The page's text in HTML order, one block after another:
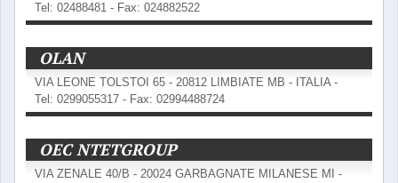
Tel: 02488481 - Fax: 024882522
OLAN
VIA LEONE TOLSTOI 65 - 20812 LIMBIATE MB - ITALIA -
Tel: 0299055317 - Fax: 02994488724
OEC NTETGROUP
VIA ZENALE 40/B - 20024 GARBAGNATE MILANESE MI -